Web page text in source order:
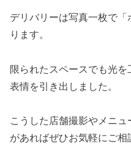
デリバリーは写真一枚で「
ります。
限られたスペースでも光
表情を引き出しました。
こうした店舗撮影やメニ
があればぜひお気軽にご相